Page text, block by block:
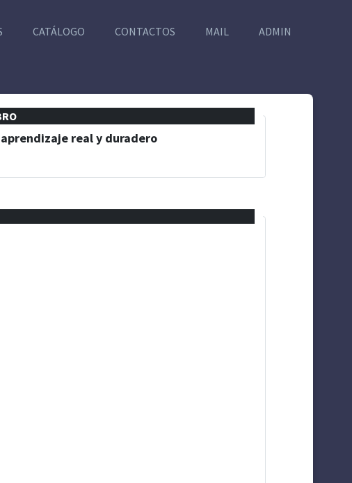
CATÁLOGO CONTACTOS MAIL ADMIN
real y duradero